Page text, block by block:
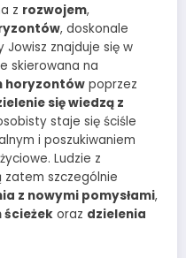
z rozwojem,
, doskonale
Jowisz znajduje się w
skierowana na
horyzontów poprzez
się wiedzą z
staje się ściśle
i poszukiwaniem
Ludzie z
zatem szczególnie
z nowymi pomysłami,
oraz dzielenia